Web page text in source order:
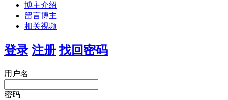
博主介绍
留言博主
相关视频
登录 注册 找回密码
用户名
密码